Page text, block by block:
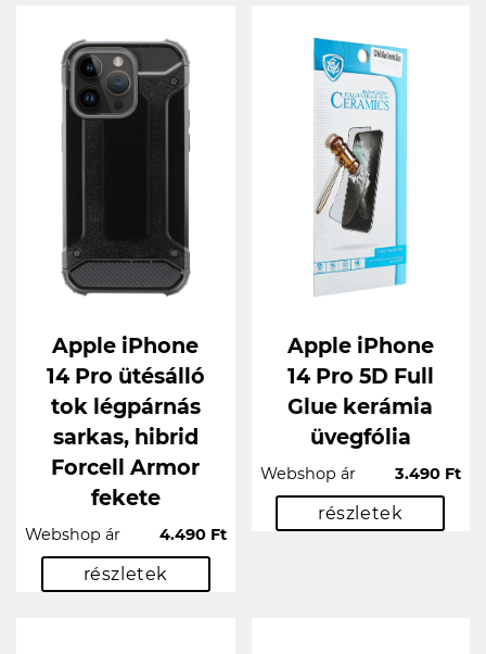
Apple iPhone
14 Pro ütésálló
tok légpárnás
sarkas, hibrid
Forcell Armor
fekete
Webshop ár 4.490 Ft
részletek
Apple iPhone
14 Pro 5D Full
Glue kerámia
üvegfólia
Webshop ár 3.490 Ft
részletek